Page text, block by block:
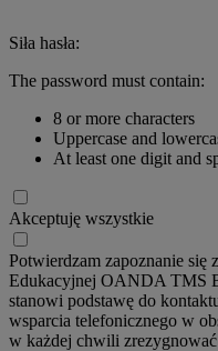
Siła hasła:
The password must contain:
8 or more characters
Uppercase and
At least one digit and
Akceptuję wszystkie
Potwierdzam zapoznanie się z
Edukacyjnej OANDA TMS
stanowi podstawę do
wsparcia telefonicznego w
w każdej chwili zrezygnować